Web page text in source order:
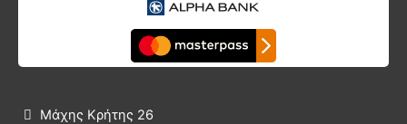

Μάχης Κρήτης 26